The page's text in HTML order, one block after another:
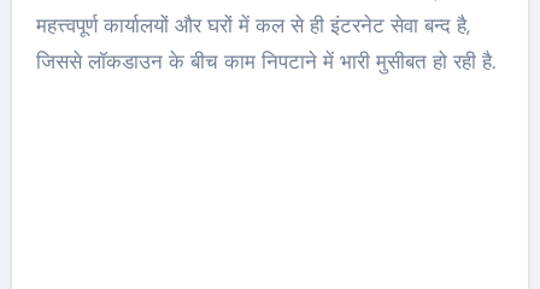
महत्त्वपूर्ण कार्यालयों और घरों में कल से ही इंटरनेट सेवा बन्द है,
जिससे लॉकडाउन के बीच काम निपटाने में भारी मुसीबत हो रही है.